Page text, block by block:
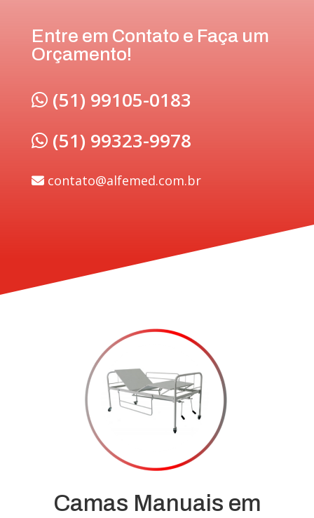
Entre em Contato e Faça um
Orçamento!
(51) 99105-0183
(51) 99323-9978
contato@alfemed.com.br
Camas Manuais em